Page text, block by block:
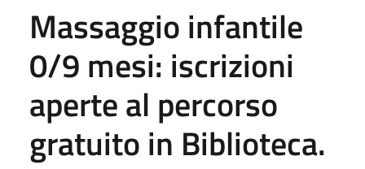
Massaggio infantile
0/9 mesi: iscrizioni
aperte al percorso
gratuito in Biblioteca.